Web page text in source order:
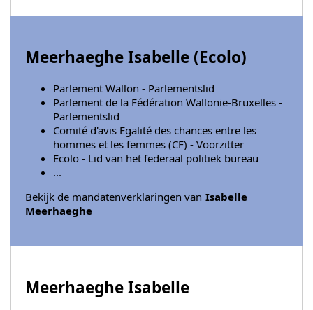
Meerhaeghe Isabelle (Ecolo)
Parlement Wallon - Parlementslid
Parlement de la Fédération Wallonie-Bruxelles -
Parlementslid
Comité d'avis Egalité des chances entre les
hommes et les femmes (CF) - Voorzitter
Ecolo - Lid van het federaal politiek bureau
...
Bekijk de mandatenverklaringen van Isabelle
Meerhaeghe
Meerhaeghe Isabelle